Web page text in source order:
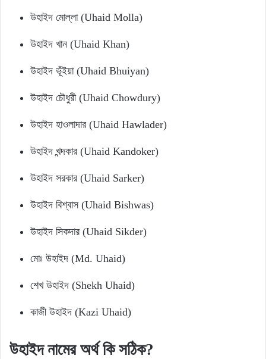
উহাইদ মোল্লা (Uhaid Molla)
উহাইদ খান (Uhaid Khan)
উহাইদ ভূঁইয়া (Uhaid Bhuiyan)
উহাইদ চৌধুরী (Uhaid Chowdury)
উহাইদ হাওলাদার (Uhaid Hawlader)
উহাইদ খন্দকার (Uhaid Kandoker)
উহাইদ সরকার (Uhaid Sarker)
উহাইদ বিশ্বাস (Uhaid Bishwas)
উহাইদ সিকদার (Uhaid Sikder)
মোঃ উহাইদ (Md. Uhaid)
শেখ উহাইদ (Shekh Uhaid)
কাজী উহাইদ (Kazi Uhaid)
উহাইদ নামের অর্থ কি সঠিক?